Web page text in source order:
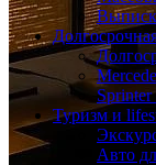
Туризм и
Авто